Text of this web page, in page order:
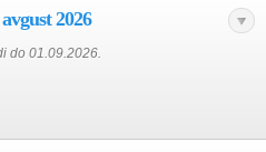
2026
do 01.09.2026.